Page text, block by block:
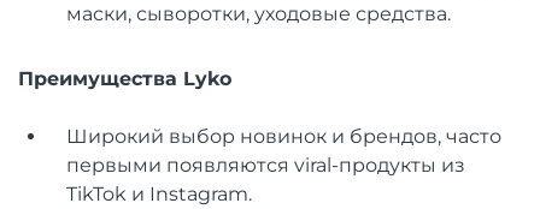
маски, сыворотки, уходовые средства.
Преимущества Lyko
Широкий выбор новинок и брендов, часто
первыми появляются viral-продукты из
TikTok и Instagram.